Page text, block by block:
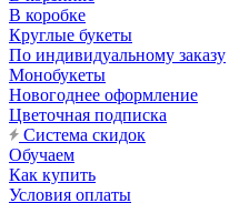
В коробке
Круглые букеты
По индивидуальному заказу
Монобукеты
Новогоднее оформление
Цветочная подписка
Система скидок
Обучаем
Как купить
Условия оплаты